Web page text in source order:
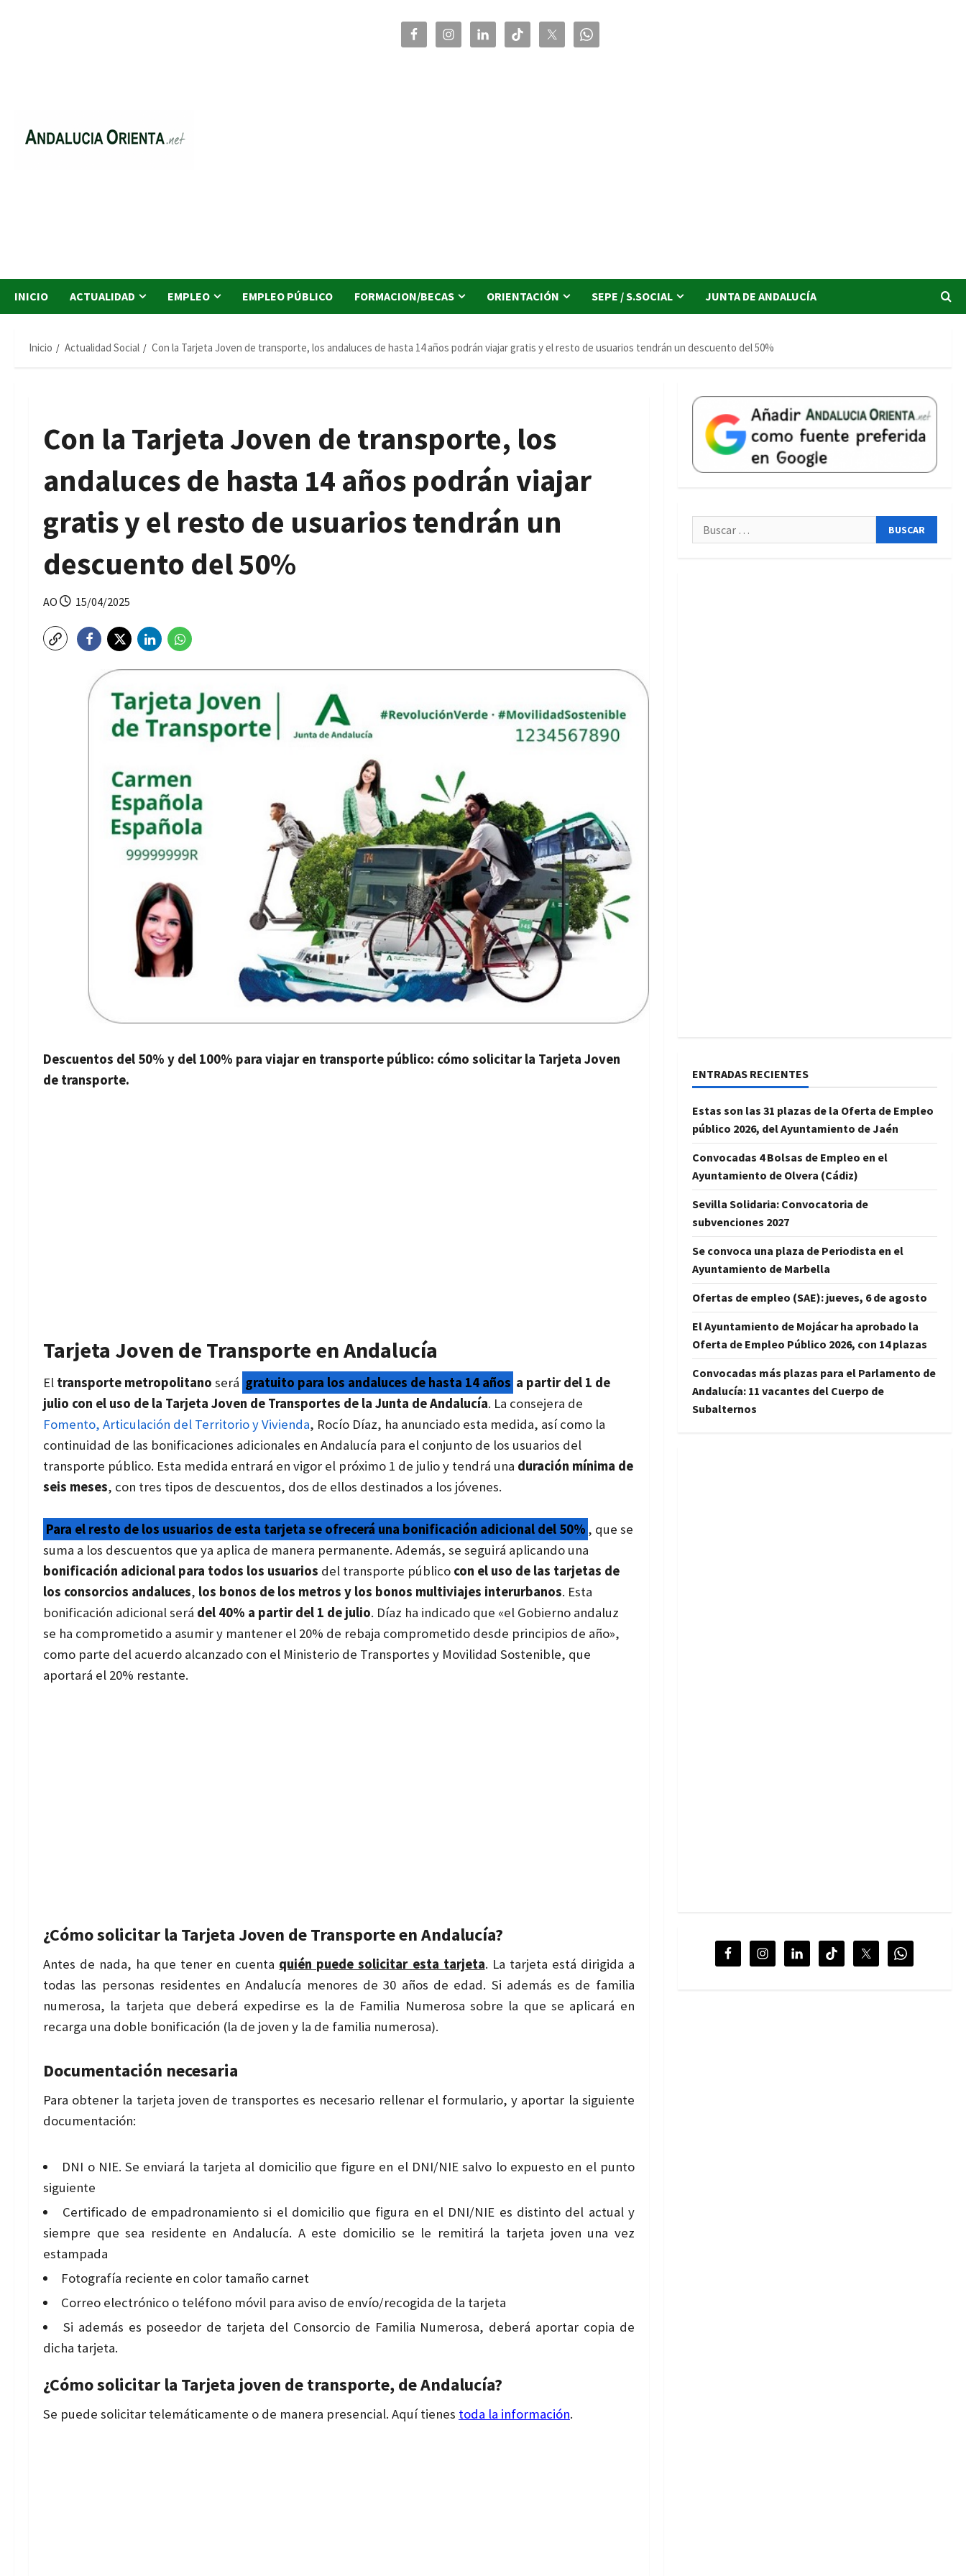
INICIO ACTUALIDAD EMPLEO EMPLEO PÚBLICO FORMACION/BECAS ORIENTACIÓN SEPE / S.SOCIAL JUNTA DE ANDALUCÍA
Inicio Actualidad Social Con la Tarjeta Joven de transporte, los andaluces de hasta 14 años podrán viajar gratis y el resto de usuarios tendrán un descuento del 50%
Con la Tarjeta Joven de transporte, los
andaluces de hasta 14 años podrán viajar
gratis y el resto de usuarios tendrán un
descuento del 50%
AO 15/04/2025
Descuentos del 50% y del 100% para viajar en transporte público: cómo solicitar la Tarjeta Joven
de transporte.
Tarjeta Joven de Transporte en Andalucía
El transporte metropolitano será gratuito para los andaluces de hasta 14 años a partir del 1 de
julio con el uso de la Tarjeta Joven de Transportes de la Junta de Andalucía. La consejera de
Fomento, Articulación del Territorio y Vivienda, Rocío Díaz, ha anunciado esta medida, así como la
continuidad de las bonificaciones adicionales en Andalucía para el conjunto de los usuarios del
transporte público. Esta medida entrará en vigor el próximo 1 de julio y tendrá una duración mínima de
seis meses, con tres tipos de descuentos, dos de ellos destinados a los jóvenes.
Para el resto de los usuarios de esta tarjeta se ofrecerá una bonificación adicional del 50% , que se
suma a los descuentos que ya aplica de manera permanente. Además, se seguirá aplicando una
bonificación adicional para todos los usuarios del transporte público con el uso de las tarjetas de
los consorcios andaluces, los bonos de los metros y los bonos multiviajes interurbanos. Esta
bonificación adicional será del 40% a partir del 1 de julio. Díaz ha indicado que «el Gobierno andaluz
se ha comprometido a asumir y mantener el 20% de rebaja comprometido desde principios de año»,
como parte del acuerdo alcanzado con el Ministerio de Transportes y Movilidad Sostenible, que
aportará el 20% restante.
¿Cómo solicitar la Tarjeta Joven de Transporte en Andalucía?
Antes de nada, ha que tener en cuenta quién puede solicitar esta tarjeta. La tarjeta está dirigida a
todas las personas residentes en Andalucía menores de 30 años de edad. Si además es de familia
numerosa, la tarjeta que deberá expedirse es la de Familia Numerosa sobre la que se aplicará en
recarga una doble bonificación (la de joven y la de familia numerosa).
Documentación necesaria
Para obtener la tarjeta joven de transportes es necesario rellenar el formulario, y aportar la siguiente
documentación:
DNI o NIE. Se enviará la tarjeta al domicilio que figure en el DNI/NIE salvo lo expuesto en el punto
siguiente
Certificado de empadronamiento si el domicilio que figura en el DNI/NIE es distinto del actual y
siempre que sea residente en Andalucía. A este domicilio se le remitirá la tarjeta joven una vez
estampada
Fotografía reciente en color tamaño carnet
Correo electrónico o teléfono móvil para aviso de envío/recogida de la tarjeta
Si además es poseedor de tarjeta del Consorcio de Familia Numerosa, deberá aportar copia de
dicha tarjeta.
¿Cómo solicitar la Tarjeta joven de transporte, de Andalucía?
Se puede solicitar telemáticamente o de manera presencial. Aquí tienes toda la información.
Buscar:
ENTRADAS RECIENTES
Estas son las 31 plazas de la Oferta de Empleo
público 2026, del Ayuntamiento de Jaén
Convocadas 4 Bolsas de Empleo en el
Ayuntamiento de Olvera (Cádiz)
Sevilla Solidaria: Convocatoria de
subvenciones 2027
Se convoca una plaza de Periodista en el
Ayuntamiento de Marbella
Ofertas de empleo (SAE): jueves, 6 de agosto
El Ayuntamiento de Mojácar ha aprobado la
Oferta de Empleo Público 2026, con 14 plazas
Convocadas más plazas para el Parlamento de
Andalucía: 11 vacantes del Cuerpo de
Subalternos